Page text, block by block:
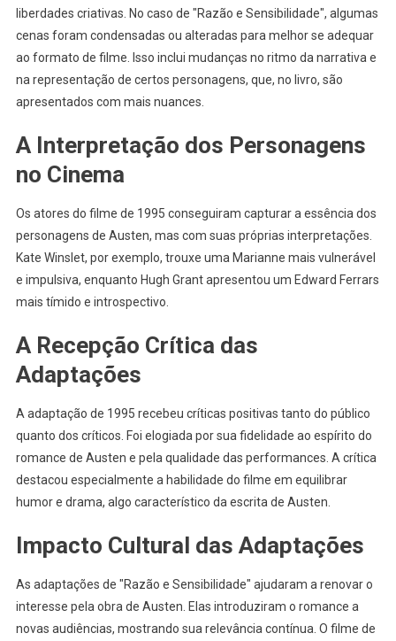
liberdades criativas. No caso de "Razão e Sensibilidade", algumas
cenas foram condensadas ou alteradas para melhor se adequar
ao formato de filme. Isso inclui mudanças no ritmo da narrativa e
na representação de certos personagens, que, no livro, são
apresentados com mais nuances.
A Interpretação dos Personagens
no Cinema
Os atores do filme de 1995 conseguiram capturar a essência dos
personagens de Austen, mas com suas próprias interpretações.
Kate Winslet, por exemplo, trouxe uma Marianne mais vulnerável
e impulsiva, enquanto Hugh Grant apresentou um Edward Ferrars
mais tímido e introspectivo.
A Recepção Crítica das
Adaptações
A adaptação de 1995 recebeu críticas positivas tanto do público
quanto dos críticos. Foi elogiada por sua fidelidade ao espírito do
romance de Austen e pela qualidade das performances. A crítica
destacou especialmente a habilidade do filme em equilibrar
humor e drama, algo característico da escrita de Austen.
Impacto Cultural das Adaptações
As adaptações de "Razão e Sensibilidade" ajudaram a renovar o
interesse pela obra de Austen. Elas introduziram o romance a
novas audiências, mostrando sua relevância contínua. O filme de